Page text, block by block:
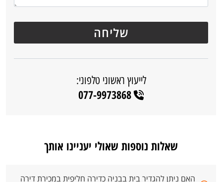
לייעוץ ראשוני טלפוני:
077-9973868
שאלות נוספות שאולי יעניינו אותך
האם ניתן להגדיר בית בבניה כדירה חליפית במכירת דירה